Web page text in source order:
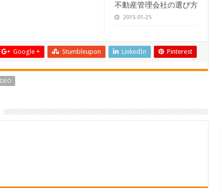
不動産管理会社の選び方
2015-01-25
Google + Stumbleupon LinkedIn Pinterest